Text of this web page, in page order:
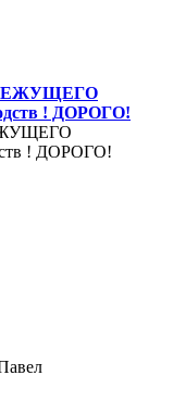
! ДОРОГО!
! ДОРОГО!